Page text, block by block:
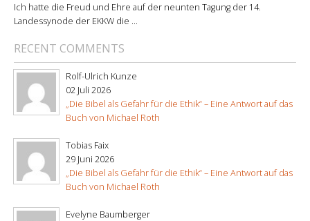
Ich hatte die Freud und Ehre auf der neunten Tagung der 14.
Landessynode der EKKW die ...
RECENT COMMENTS
Rolf-Ulrich Kunze
02 Juli 2026
„Die Bibel als Gefahr für die Ethik“ – Eine Antwort auf das
Buch von Michael Roth
Tobias Faix
29 Juni 2026
„Die Bibel als Gefahr für die Ethik“ – Eine Antwort auf das
Buch von Michael Roth
Evelyne Baumberger